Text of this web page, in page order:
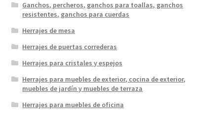
Ganchos, percheros, ganchos para toallas, ganchos
resistentes, ganchos para cuerdas
Herrajes de mesa
Herrajes de puertas correderas
Herrajes para cristales y espejos
Herrajes para muebles de exterior, cocina de exterior,
muebles de jardín y muebles de terraza
Herrajes para muebles de oficina